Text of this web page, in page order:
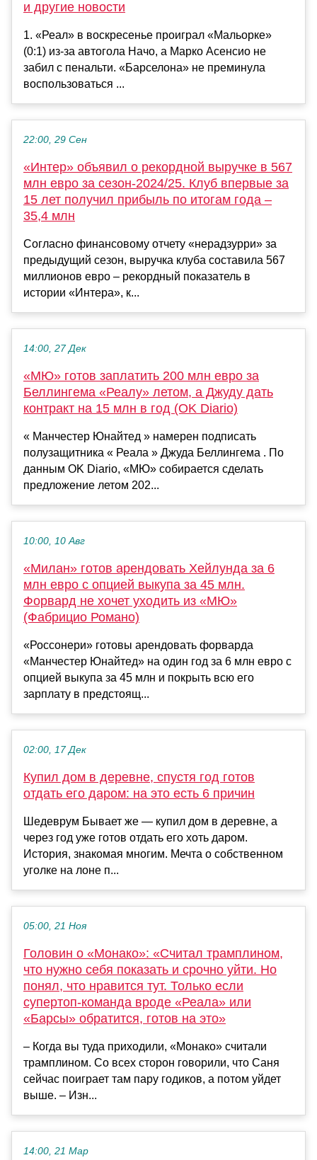
и другие новости
1. «Реал» в воскресенье проиграл «Мальорке»
(0:1) из-за автогола Начо, а Марко Асенсио не
забил с пенальти. «Барселона» не преминула
воспользоваться ...
22:00, 29 Сен
«Интер» объявил о рекордной выручке в 567
млн евро за сезон-2024/25. Клуб впервые за
15 лет получил прибыль по итогам года –
35,4 млн
Согласно финансовому отчету «нерадзурри» за
предыдущий сезон, выручка клуба составила 567
миллионов евро – рекордный показатель в
истории «Интера», к...
14:00, 27 Дек
«МЮ» готов заплатить 200 млн евро за
Беллингема «Реалу» летом, а Джуду дать
контракт на 15 млн в год (OK Diario)
« Манчестер Юнайтед » намерен подписать
полузащитника « Реала » Джуда Беллингема . По
данным OK Diario, «МЮ» собирается сделать
предложение летом 202...
10:00, 10 Авг
«Милан» готов арендовать Хейлунда за 6
млн евро с опцией выкупа за 45 млн.
Форвард не хочет уходить из «МЮ»
(Фабрицио Романо)
«Россонери» готовы арендовать форварда
«Манчестер Юнайтед» на один год за 6 млн евро с
опцией выкупа за 45 млн и покрыть всю его
зарплату в предстоящ...
02:00, 17 Дек
Купил дом в деревне, спустя год готов
отдать его даром: на это есть 6 причин
Шедеврум Бывает же — купил дом в деревне, а
через год уже готов отдать его хоть даром.
История, знакомая многим. Мечта о собственном
уголке на лоне п...
05:00, 21 Ноя
Головин о «Монако»: «Считал трамплином,
что нужно себя показать и срочно уйти. Но
понял, что нравится тут. Только если
супертоп-команда вроде «Реала» или
«Барсы» обратится, готов на это»
– Когда вы туда приходили, «Монако» считали
трамплином. Со всех сторон говорили, что Саня
сейчас поиграет там пару годиков, а потом уйдет
выше. – Изн...
14:00, 21 Мар